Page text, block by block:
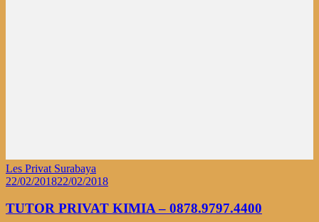
Les Privat Surabaya
22/02/201822/02/2018
TUTOR PRIVAT KIMIA – 0878.9797.4400